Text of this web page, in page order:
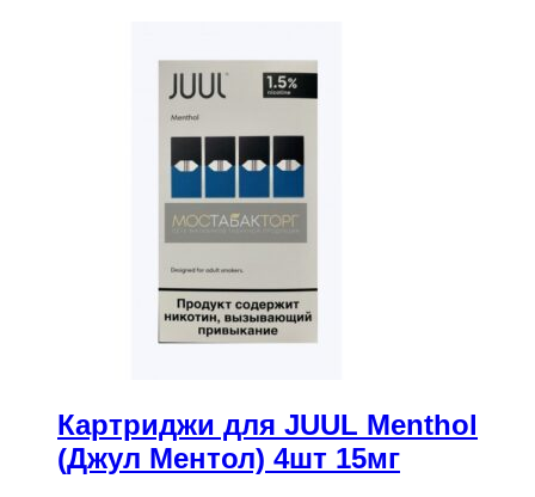
Картриджи для JUUL Menthol
(Джул Ментол) 4шт 15мг